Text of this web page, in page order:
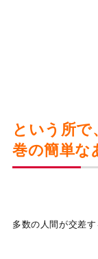
という所で
巻の簡単な
多数の人間が交差